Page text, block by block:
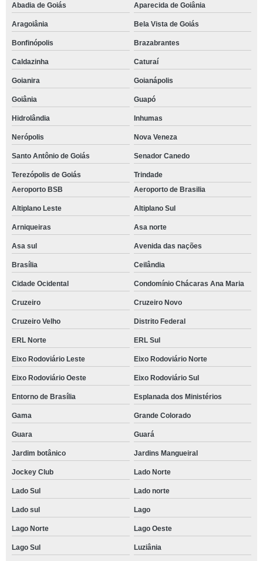
Abadia de Goiás Aparecida de Goiânia
Aragoiânia Bela Vista de Goiás
Bonfinópolis Brazabrantes
Caldazinha Caturaí
Goianira Goianápolis
Goiânia Guapó
Hidrolândia Inhumas
Nerópolis Nova Veneza
Santo Antônio de Goiás Senador Canedo
Terezópolis de Goiás
Trindade
Aeroporto BSB
Aeroporto de Brasilia
Altiplano Leste Altiplano Sul
Arniqueiras Asa norte
Asa sul Avenida das nações
Brasília Ceilândia
Cidade Ocidental Condomínio Chácaras Ana Maria
Cruzeiro Cruzeiro Novo
Cruzeiro Velho Distrito Federal
ERL Norte ERL Sul
Eixo Rodoviário Leste Eixo Rodoviário Norte
Eixo Rodoviário Oeste Eixo Rodoviário Sul
Entorno de Brasília Esplanada dos Ministérios
Gama Grande Colorado
Guara Guará
Jardim botânico Jardins Mangueiral
Jockey Club Lado Norte
Lado Sul Lado norte
Lado sul Lago
Lago Norte Lago Oeste
Lago Sul Luziânia